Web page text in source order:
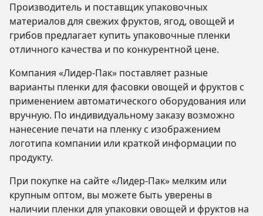
Производитель и поставщик упаковочных
материалов для свежих фруктов, ягод, овощей и
грибов предлагает купить упаковочные пленки
отличного качества и по конкурентной цене.
Компания «Лидер-Пак» поставляет разные
варианты пленки для фасовки овощей и фруктов с
применением автоматического оборудования или
вручную. По индивидуальному заказу возможно
нанесение печати на пленку с изображением
логотипа компании или краткой информации по
продукту.
При покупке на сайте «Лидер-Пак» мелким или
крупным оптом, вы можете быть уверены в
наличии пленки для упаковки овощей и фруктов на